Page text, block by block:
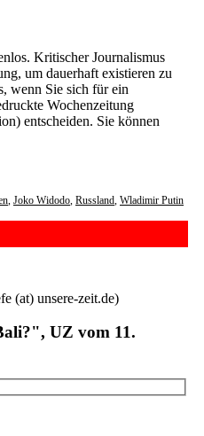
Kritischer Journalismus
um dauerhaft existieren zu
wenn Sie sich für ein
Wochenzeitung
entscheiden. Sie können
, Joko Widodo, Russland, Wladimir Putin
(at) unsere-zeit.de)
UZ vom 11.